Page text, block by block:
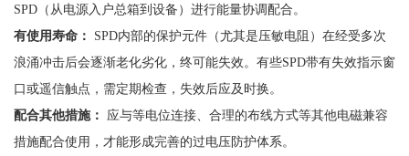
SPD（从电源入户总箱到设备）进行能量协调配合。
有使用寿命：
SPD内部的保护元件（尤其是压敏电阻）在经受多次
浪涌冲击后会逐渐老化劣化，终可能失效。有些SPD带有失效指示窗
口或遥信触点，需定期检查，失效后应及时换。
配合其他措施：
应与等电位连接、合理的布线方式等其他电磁兼容
措施配合使用，才能形成完善的过电压防护体系。